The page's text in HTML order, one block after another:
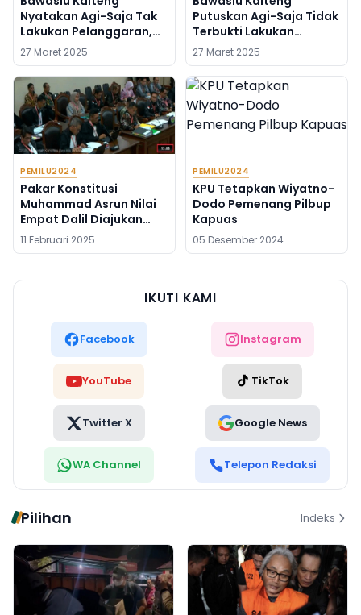
Nyatakan Agi-Saja Tak
Lakukan Pelanggaran,
Jimmy Carter: PSU
berjalan Sesuai Aturan
27 Maret 2025
Putuskan Agi-Saja Tidak
Terbukti Lakukan
Pelanggaran
27 Maret 2025
PEMILU2024
Pakar Konstitusi
Muhammad Asrun Nilai
Empat Dalil Diajukan
Pemohon PHPU Barito
Utara Sudah Kuat
11 Februari 2025
PEMILU2024
KPU Tetapkan Wiyatno-
Dodo Pemenang Pilbup
Kapuas
05 Desember 2024
IKUTI KAMI
Facebook Instagram
YouTube TikTok
Twitter X Google News
WA Channel Telepon Redaksi
Pilihan Indeks